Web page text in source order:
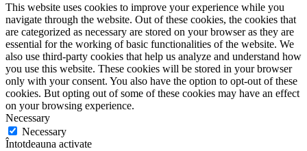
This website uses cookies to improve your experience while you
navigate through the website. Out of these cookies, the cookies that
are categorized as necessary are stored on your browser as they are
essential for the working of basic functionalities of the website. We
also use third-party cookies that help us analyze and understand how
you use this website. These cookies will be stored in your browser
only with your consent. You also have the option to opt-out of these
cookies. But opting out of some of these cookies may have an effect
on your browsing experience.
Necessary
Necessary
Întotdeauna activate